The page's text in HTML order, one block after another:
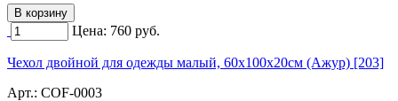
Цена: 760 руб.
Чехол двойной для одежды малый, 60х100х20см (Ажур) [203]
Арт.: COF-0003